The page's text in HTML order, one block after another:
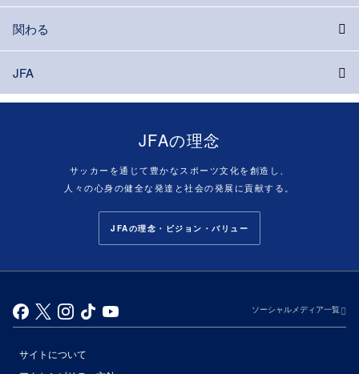
関わる
JFA
JFAの理念
サッカーを通じて豊かなスポーツ文化を創造し、
人々の心身の健全な発達と社会の発展に貢献する。
JFAの理念・ビジョン・バリュー
ソーシャルメディア一覧
サイトについて